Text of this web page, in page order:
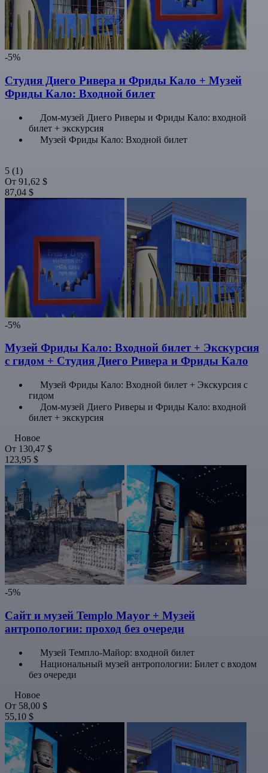
-5%
Студия Диего Ривера и Фриды Кало + Музей
Фриды Кало: Входной билет
Дом-музей Диего Риверы и Фриды Кало: входной
билет + экскурсия
Музей Фриды Кало: Входной билет
5 (1)
От 91,62 $
87,04 $
-5%
Музей Фриды Кало: Входной билет + Экскурсия
с гидом + Студия Диего Ривера и Фриды Кало
Музей Фриды Кало: Входной билет + Экскурсия с
гидом
Дом-музей Диего Риверы и Фриды Кало: входной
билет + экскурсия
Новое
От 130,47 $
123,95 $
-5%
Сайт и музей Templo Mayor + Музей
антропологии: проход без очереди
Музей Темпло-Майор: входной билет
Национальный музей антропологии: Билет с входом
без очереди
Новое
От 58,00 $
55,10 $